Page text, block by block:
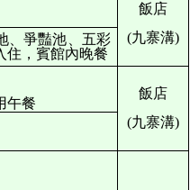
飯店
(九寨溝)
、爭豔池、五彩
住，賓館內晚餐
午餐
飯店
(九寨溝)